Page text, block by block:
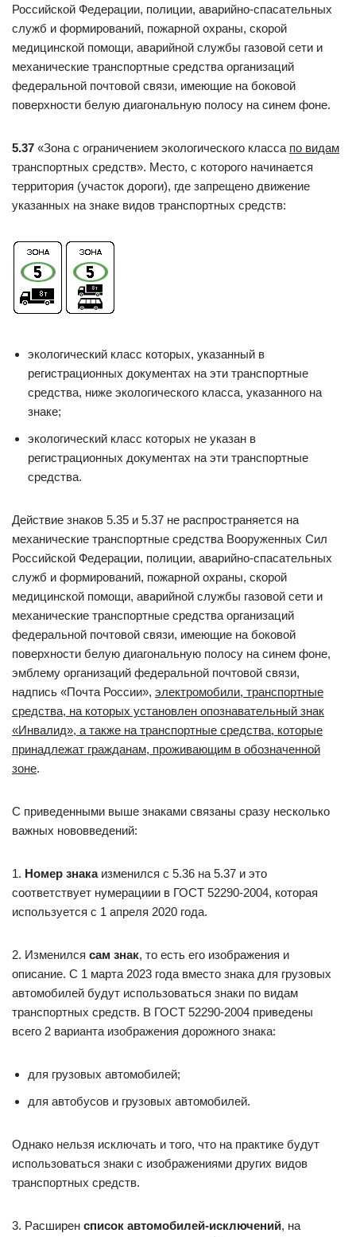
Российской Федерации, полиции, аварийно-спасательных
служб и формирований, пожарной охраны, скорой
медицинской помощи, аварийной службы газовой сети и
механические транспортные средства организаций
федеральной почтовой связи, имеющие на боковой
поверхности белую диагональную полосу на синем фоне.
5.37 «Зона с ограничением экологического класса по видам
транспортных средств». Место, с которого начинается
территория (участок дороги), где запрещено движение
указанных на знаке видов транспортных средств:
экологический класс которых, указанный в
регистрационных документах на эти транспортные
средства, ниже экологического класса, указанного на
знаке;
экологический класс которых не указан в
регистрационных документах на эти транспортные
средства.
Действие знаков 5.35 и 5.37 не распространяется на
механические транспортные средства Вооруженных Сил
Российской Федерации, полиции, аварийно-спасательных
служб и формирований, пожарной охраны, скорой
медицинской помощи, аварийной службы газовой сети и
механические транспортные средства организаций
федеральной почтовой связи, имеющие на боковой
поверхности белую диагональную полосу на синем фоне,
эмблему организаций федеральной почтовой связи,
надпись «Почта России», электромобили, транспортные
средства, на которых установлен опознавательный знак
«Инвалид», а также на транспортные средства, которые
принадлежат гражданам, проживающим в обозначенной
зоне.
С приведенными выше знаками связаны сразу несколько
важных нововведений:
1. Номер знакаизменился с 5.36 на 5.37 и это
соответствует нумерациии в ГОСТ 52290-2004, которая
используется с 1 апреля 2020 года.
2. Изменился сам знак, то есть его изображения и
описание. С 1 марта 2023 года вместо знака для грузовых
автомобилей будут использоваться знаки по видам
транспортных средств. В ГОСТ 52290-2004 приведены
всего 2 варианта изображения дорожного знака:
для грузовых автомобилей;
для автобусов и грузовых автомобилей.
Однако нельзя исключать и того, что на практике будут
использоваться знаки с изображениями других видов
транспортных средств.
3. Расширен список автомобилей-исключений, на